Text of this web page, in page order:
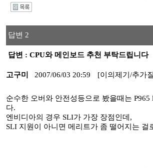
답변 2
답변 : CPU와 메인보드 추천 부탁드립니다
고구미 2007/06/03 20:59 [이의제기/추가
순수한 오버와 안전성등으로 봤을때는 P965
다.
엔비디아의 경우 SLI가 가장 장점인데,
SLI 지원이 아니면 메리트가 좀 떨어지는 걸